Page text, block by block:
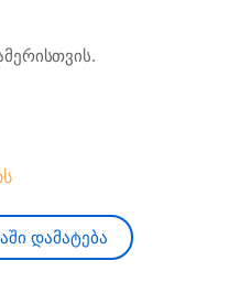
დამატება